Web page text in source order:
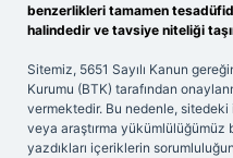
benzerlikleri tamamen
halindedir ve tavsiye niteliği
Sitemiz, 5651 Sayılı Kanun
Kurumu (BTK) tarafından
vermektedir. Bu nedenle,
veya araştırma yükümlülüğümüz
yazdıkları içeriklerin